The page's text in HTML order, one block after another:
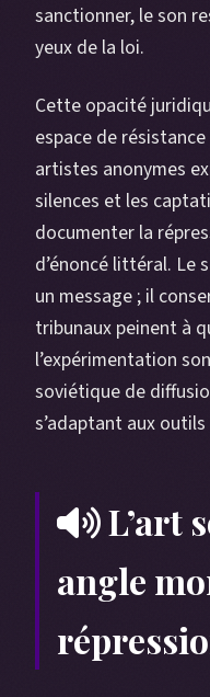
sanctionner, le son
yeux de la loi.
Cette opacité
espace de
artistes anonymes
silences et les
documenter la
d’énoncé littéral. Le
un message ; il
tribunaux peinent à
l’expérimentation
soviétique de
s’adaptant aux
L’art
angle